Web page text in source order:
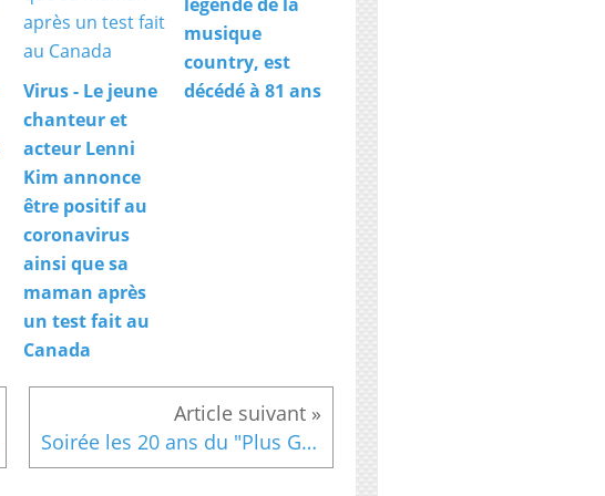
é
Virus - Le jeune
chanteur et
acteur Lenni
Kim annonce
être positif au
coronavirus
ainsi que sa
maman après
un test fait au
Canada
musique
country, est
décédé à 81 ans
Soirée les 20 ans du "Plus Grand Cabaret", samedi prochain sur France 2 à partir de 20h55. Découvrez une nouvelle bande annonce